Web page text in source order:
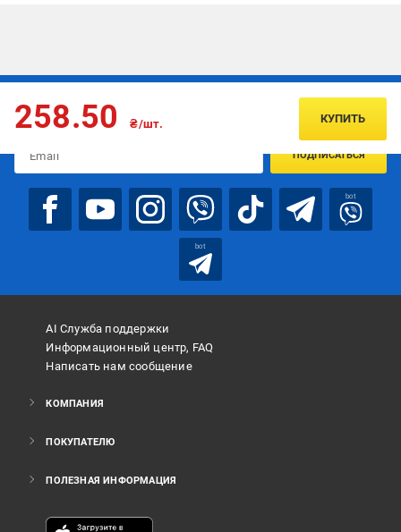
258.50 ₴/шт. КУПИТЬ
Подписывайтесь, чтобы узнавать первым об акцияx и
ПОДПИСАТЬСЯ
bot
bot
AI Служба поддержки
Информационный центр, FAQ
Написать нам сообщение
КОМПАНИЯ
ПОКУПАТЕЛЮ
ПОЛЕЗНАЯ ИНФОРМАЦИЯ